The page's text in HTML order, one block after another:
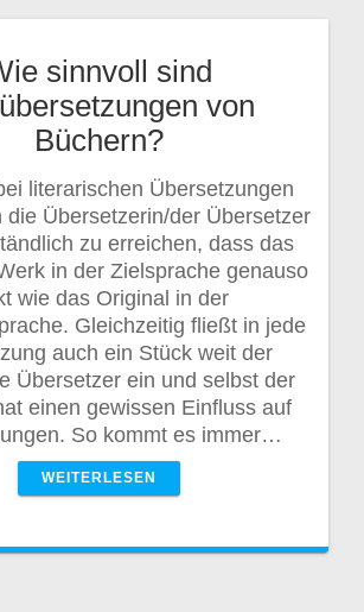
sinnvoll sind
von
Büchern?
literarischen Übersetzungen
die Übersetzerin/der Übersetzer
zu erreichen, dass das
in der Zielsprache genauso
wie das Original in der
Gleichzeitig fließt in jede
auch ein Stück weit der
Übersetzer ein und selbst der
einen gewissen Einfluss auf
So kommt es immer…
WEITERLESEN